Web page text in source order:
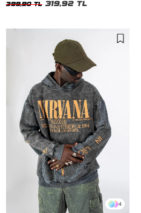
399,90 TL 319,92 TL
4